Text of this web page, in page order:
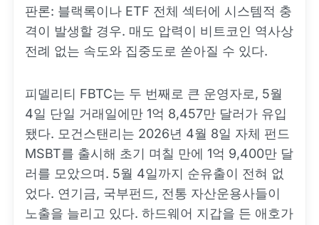
판론: 블랙록이나 ETF 전체 섹터에 시스템적 충
격이 발생할 경우. 매도 압력이 비트코인 역사상
전례 없는 속도와 집중도로 쏟아질 수 있다.
피델리티 FBTC는 두 번째로 큰 운영자로, 5월
4일 단일 거래일에만 1억 8,457만 달러가 유입
됐다. 모건스탠리는 2026년 4월 8일 자체 펀드
MSBT를 출시해 초기 며칠 만에 1억 9,400만 달
러를 모았으며. 5월 4일까지 순유출이 전혀 없
었다. 연기금, 국부펀드, 전통 자산운용사들이
노출을 늘리고 있다. 하드웨어 지갑을 든 애호가